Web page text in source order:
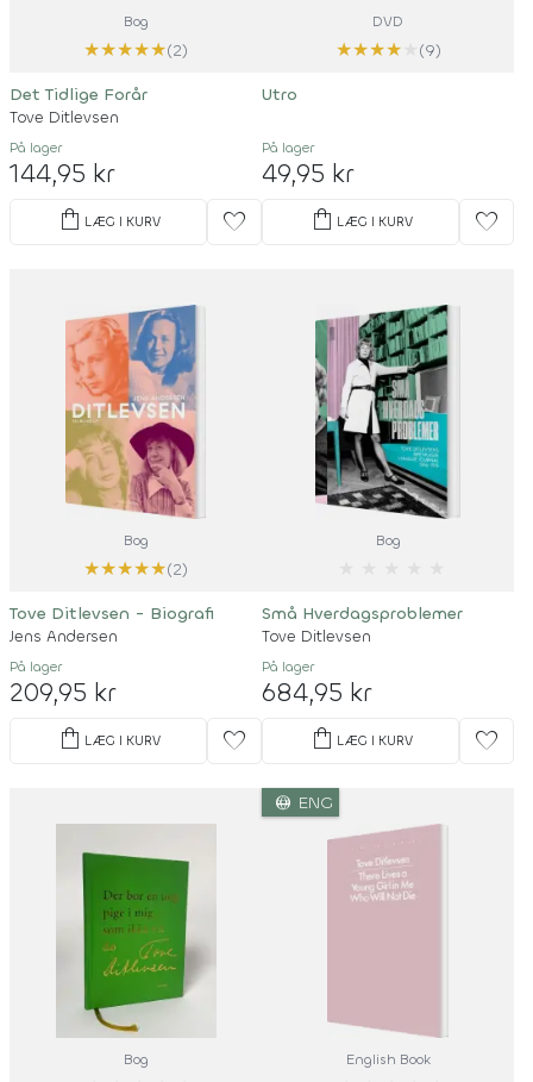
Bog
★★★★★(2)
Det Tidlige Forår
Tove Ditlevsen
På lager
144,95 kr
shopping_bag LÆG I KURV favorite
DVD
★★★★
(9)
Utro
På lager
49,95 kr
shopping_bag LÆG I KURV favorite
Bog
★★★★★(2)
Tove Ditlevsen - Biografi
Jens Andersen
På lager
209,95 kr
shopping_bag LÆG I KURV favorite
Bog
Små Hverdagsproblemer
Tove Ditlevsen
På lager
684,95 kr
shopping_bag LÆG I KURV favorite
Bog
language ENG
English Book